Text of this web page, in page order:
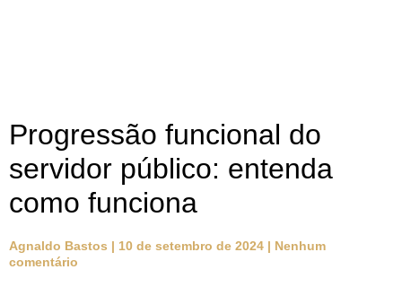
Progressão funcional do
servidor público: entenda
como funciona
Agnaldo Bastos 10 de setembro de 2024
Nenhum
comentário